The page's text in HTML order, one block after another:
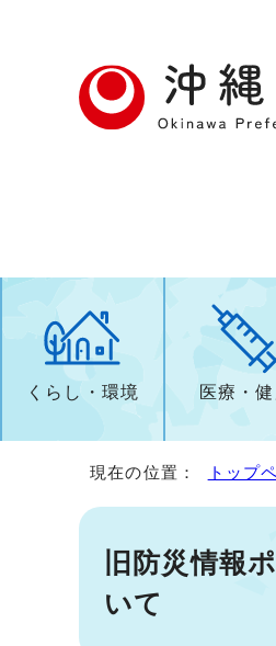
くらし・環境 医療・
現在の位置： トップ
旧防災情報
いて